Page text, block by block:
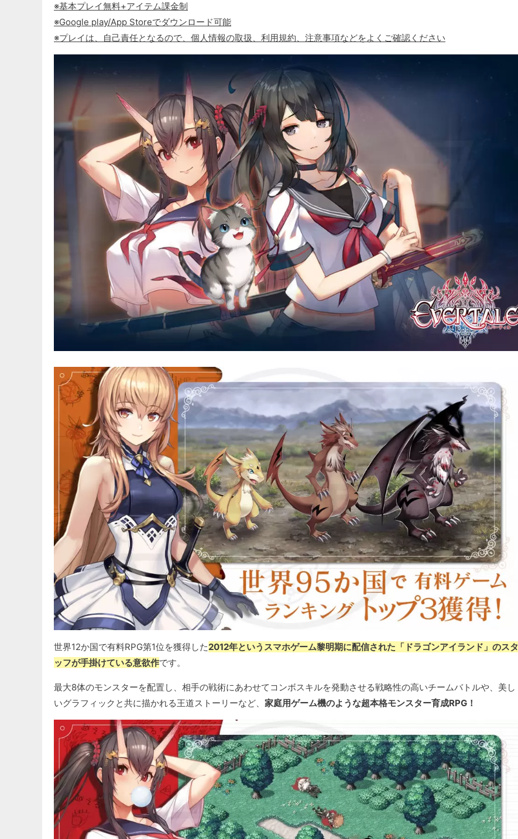
※基本プレイ無料+アイテム課金制
※Google play/App Storeでダウンロード可能
※プレイは、自己責任となるので、個人情報の取扱、利用規約、注意事項などをよくご確認ください
世界12か国で有料RPG第1位を獲得した2012年というスマホゲーム黎明期に配信された「ドラゴンアイランド」のスタ
ッフが手掛けている意欲作です。
最大8体のモンスターを配置し、相手の戦術にあわせてコンボスキルを発動させる戦略性の高いチームバトルや、美し
いグラフィックと共に描かれる王道ストーリーなど、 家庭用ゲーム機のような超本格モンスター育成RPG！